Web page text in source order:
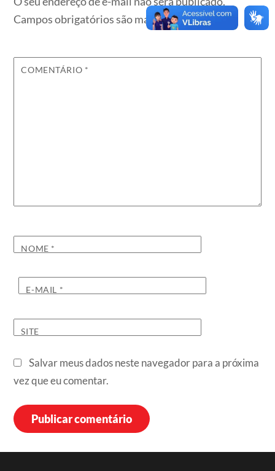
Campos obrigatórios são marcados com*
COMENTÁRIO *
NOME *
E-MAIL *
SITE
Salvar meus dados neste navegador para a próxima
vez que eu comentar.